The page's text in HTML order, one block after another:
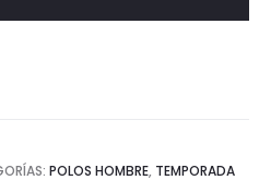
POLOS HOMBRE, TEMPORADA